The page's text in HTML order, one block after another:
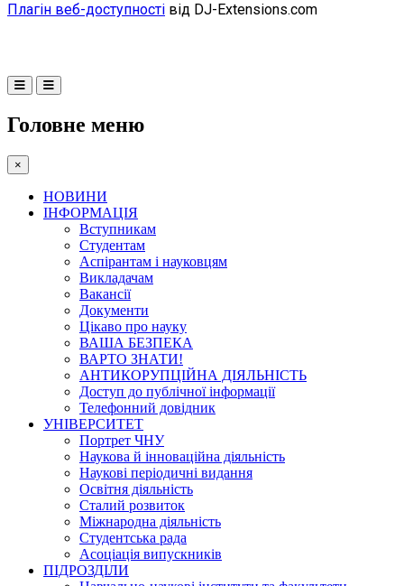
Плагін веб-доступності від DJ-Extensions.com
Головне меню
×
НОВИНИ
ІНФОРМАЦІЯ
Вступникам
Студентам
Аспірантам і науковцям
Викладачам
Вакансії
Документи
Цікаво про науку
ВАША БЕЗПЕКА
ВАРТО ЗНАТИ!
АНТИКОРУПЦІЙНА ДІЯЛЬНІСТЬ
Доступ до публічної інформації
Телефонний довідник
УНІВЕРСИТЕТ
Портрет ЧНУ
Наукова й інноваційна діяльність
Наукові періодичні видання
Освітня діяльність
Сталий розвиток
Міжнародна діяльність
Студентська рада
Асоціація випускників
ПІДРОЗДІЛИ